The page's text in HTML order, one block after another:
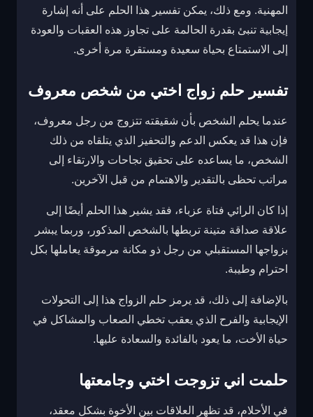
المهنية. ومع ذلك، يمكن تفسير هذا الحلم على أنه إشارة
إيجابية تنبئ بقدرة الحالمة على تجاوز هذه العقبات والعودة
إلى الاستمتاع بحياة سعيدة ومستقرة مرة أخرى.
تفسير حلم زواج اختي من شخص معروف
عندما يحلم الشخص بأن شقيقته تتزوج من رجل معروف،
فإن هذا قد يعكس الدعم والتحفيز الذي يتلقاه من ذلك
الشخص، ما يساعده على تحقيق نجاحات والارتقاء إلى
مراتب تحظى بالتقدير والاهتمام من قبل الآخرين.
إذا كان الرائي فتاة عزباء، فقد يشير هذا الحلم أيضًا إلى
علاقة صداقة متينة تربطها بالشخص المذكور، وربما يبشر
بزواجها المستقبلي من رجل ذو مكانة مرموقة يعاملها بكل
احترام وطيبة.
بالإضافة إلى ذلك، قد يرمز حلم الزواج هذا إلى التحولات
الإيجابية والفرح الذي يعقب تخطي الصعاب والمشاكل في
حياة الأخت، ما يعود بالفائدة والسعادة عليها.
حلمت اني تزوجت اختي وجامعتها
في الأحلام، قد تظهر العلاقات بين الأخوة بشكل معقد،